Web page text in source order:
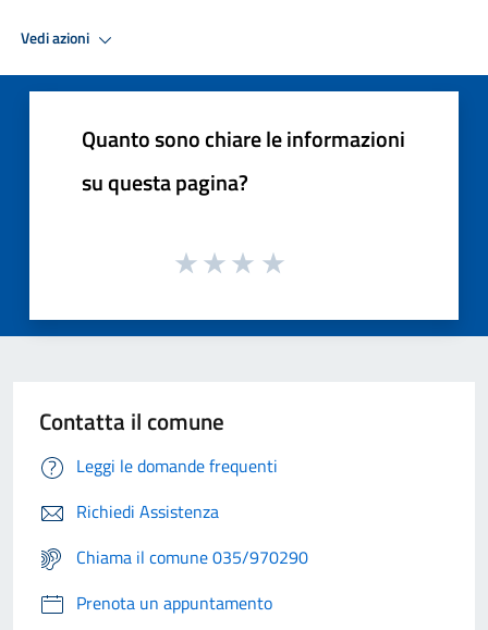
Vedi azioni
Quanto sono chiare le informazioni
su questa pagina?
Contatta il comune
Leggi le domande frequenti
Richiedi Assistenza
Chiama il comune 035/970290
Prenota un appuntamento